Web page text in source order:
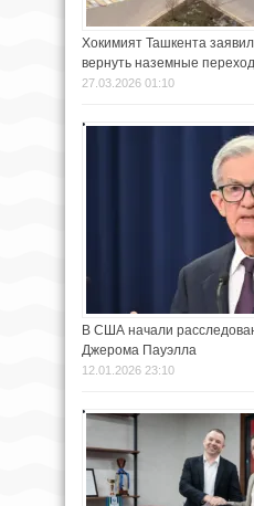
Хокимият Ташкента
вернуть наземные
27.03.2026 01:10
В США начали
Джерома Пауэлла
12.01.2026 23:10